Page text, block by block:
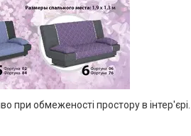
обмеженості простору в